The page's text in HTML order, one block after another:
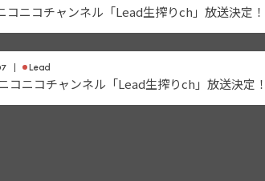
コニコチャンネル「Lead生搾りch」放送決定！
Lead
コニコチャンネル「Lead生搾りch」放送決定！